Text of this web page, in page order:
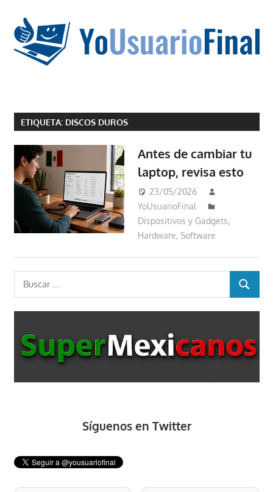
contenido
no
que
estar
en
chino
ETIQUETA: DISCOS DUROS
Antes de cambiar tu
laptop, revisa esto
23/05/2026
YoUsuarioFinal
Dispositivos y Gadgets,
Hardware,Software
Buscar:
BUSCAR
Síguenos en Twitter